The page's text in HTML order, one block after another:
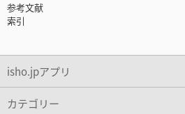
参考文献
索引
isho.jpアプリ
カテゴリー